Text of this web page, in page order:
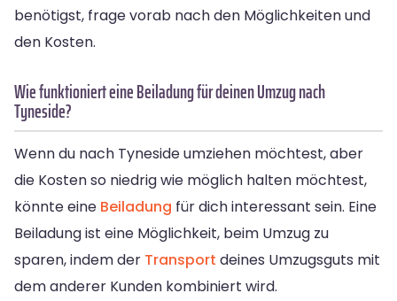
benötigst, frage vorab nach den Möglichkeiten und
den Kosten.
Wie funktioniert eine Beiladung für deinen Umzug nach
Tyneside?
Wenn du nach Tyneside umziehen möchtest, aber
die Kosten so niedrig wie möglich halten möchtest,
könnte eine Beiladung für dich interessant sein. Eine
Beiladung ist eine Möglichkeit, beim Umzug zu
sparen, indem der Transport deines Umzugsguts mit
dem anderer Kunden kombiniert wird.